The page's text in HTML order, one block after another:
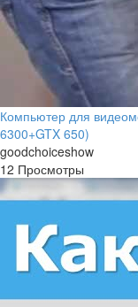
Компьютер для
6300+GTX 650)
goodchoiceshow
12 Просмотры